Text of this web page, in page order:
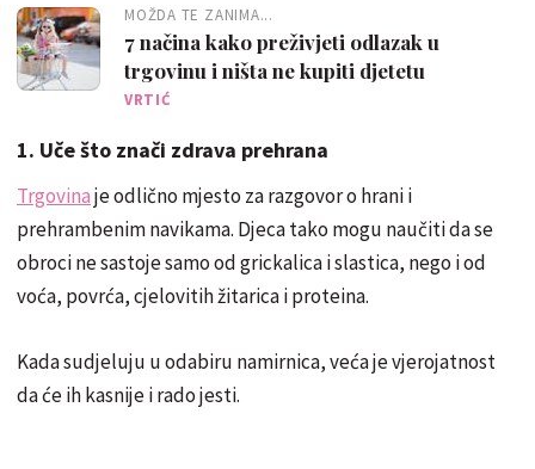
MOŽDA TE ZANIMA...
7 načina kako preživjeti odlazak u
trgovinu i ništa ne kupiti djetetu
VRTIĆ
1. Uče što znači zdrava prehrana
Trgovinaje odlično mjesto za razgovor o hrani i
prehrambenim navikama. Djeca tako mogu naučiti da se
obroci ne sastoje samo od grickalica i slastica, nego i od
voća, povrća, cjelovitih žitarica i proteina.
Kada sudjeluju u odabiru namirnica, veća je vjerojatnost
da će ih kasnije i rado jesti.